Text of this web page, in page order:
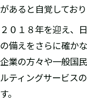
があると自覚しており
２０１８年を迎え、
の備えをさらに確か
企業の方々や一般国
ルティングサービス
す。